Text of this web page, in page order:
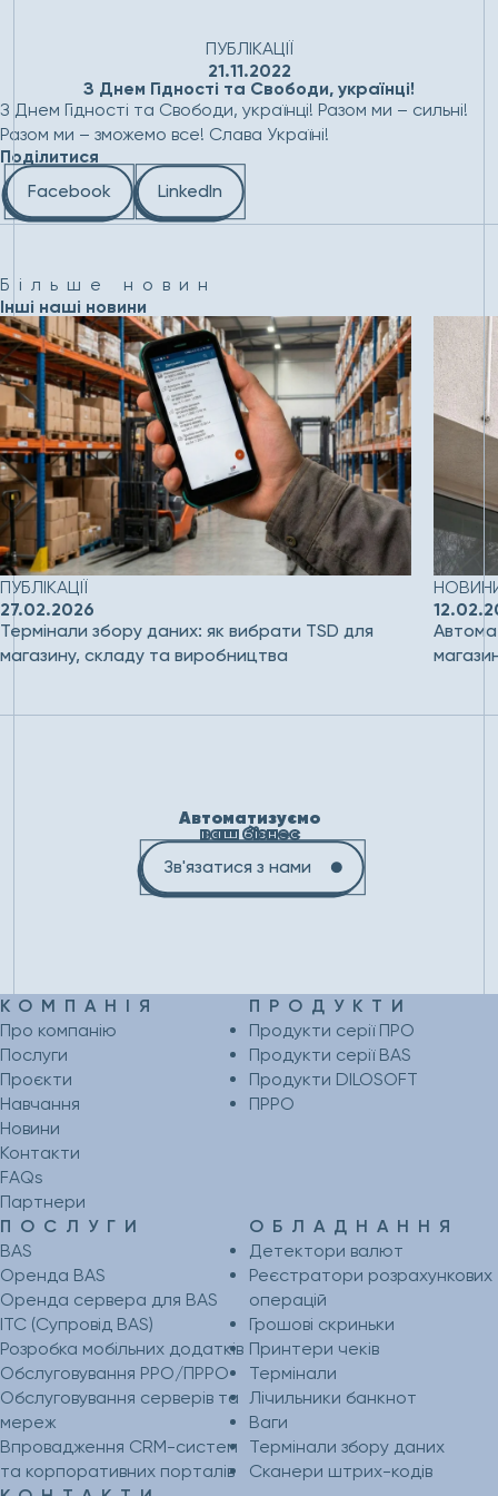
З Днем Гідності та Свободи, українці!
ПУБЛІКАЦІЇ
21.11.2022
Поділитися
Facebook
LinkedIn
З Днем Гідності та Свободи, українці! Разом ми – сильні!
Разом ми – зможемо все! Слава Україні!
Більше новин
Інші наші новини
ПУБЛІКАЦІЇ
27.02.2026
Термінали збору даних: як вибрати TSD для
магазину, складу та виробництва
Автоматизуємо
ваш бізнес
Зв'язатися з нами
КОМПАНІЯ
Про компанію
Послуги
Проєкти
Навчання
Новини
Контакти
FAQs
Партнери
ПОСЛУГИ
BAS
Оренда BAS
Оренда сервера для BAS
ІТС (Супровід BAS)
Розробка мобільних додатків
Обслуговування РРО/ПРРО
Обслуговування серверів та
мереж
Впровадження CRM-систем
та корпоративних порталів
ОБЛАДНАННЯ
Детектори валют
Реєстратори розрахункових
операцій
Грошові скриньки
Принтери чеків
Термінали
Лічильники банкнот
Ваги
Термінали збору даних
Сканери штрих-кодів
ПРОДУКТИ
Продукти серії ПРО
Продукти серії BAS
Продукти DILOSOFT
ПРРО